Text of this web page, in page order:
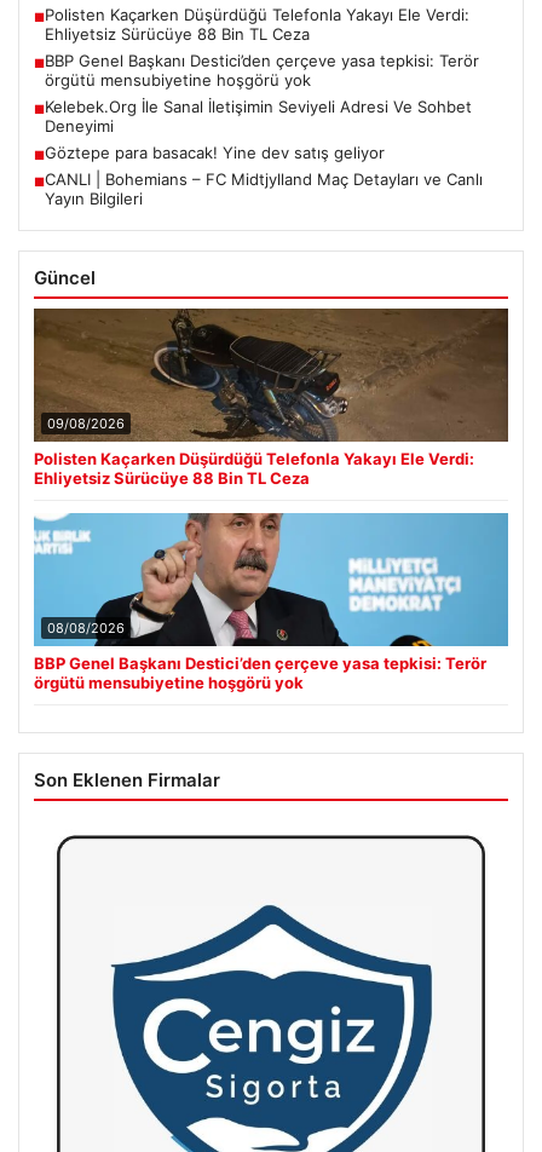
■Polisten Kaçarken Düşürdüğü Telefonla Yakayı Ele Verdi:
Ehliyetsiz Sürücüye 88 Bin TL Ceza
■BBP Genel Başkanı Destici’den çerçeve yasa tepkisi: Terör
örgütü mensubiyetine hoşgörü yok
■Kelebek.Org İle Sanal İletişimin Seviyeli Adresi Ve Sohbet
Deneyimi
■Göztepe para basacak! Yine dev satış geliyor
■CANLI | Bohemians – FC Midtjylland Maç Detayları ve Canlı
Yayın Bilgileri
Güncel
09/08/2026
Polisten Kaçarken Düşürdüğü Telefonla Yakayı Ele Verdi:
Ehliyetsiz Sürücüye 88 Bin TL Ceza
08/08/2026
BBP Genel Başkanı Destici’den çerçeve yasa tepkisi: Terör
örgütü mensubiyetine hoşgörü yok
Son Eklenen Firmalar